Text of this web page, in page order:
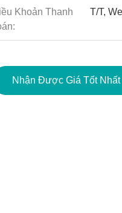
Khoản Thanh
T/T,
Nhận Được Giá Tốt Nhất